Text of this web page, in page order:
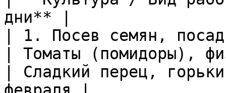
дни** |
| 1. Посев семян,
| Томаты (помидоры),
| Сладкий перец,